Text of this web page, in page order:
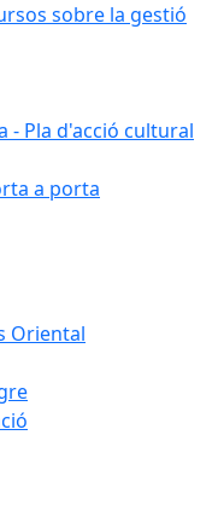
sobre la gestió
- Pla d'acció cultural
a porta
Oriental